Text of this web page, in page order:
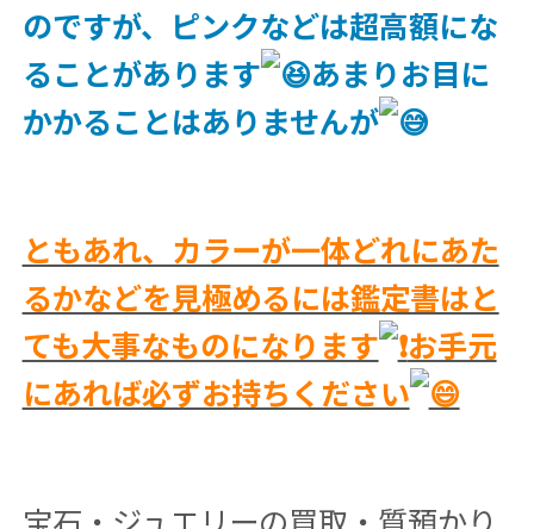
のですが、ピンクなどは超高額にな
ることがあります
あまりお目に
かかることはありませんが
ともあれ、カラーが一体どれにあた
るかなどを見極めるには鑑定書はと
ても大事なものになります
お手元
にあれば必ずお持ちください